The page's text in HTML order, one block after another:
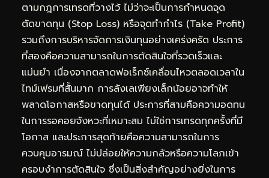
ตามกฎการเทรดที่วางไว้ ไม่ว่าจะเป็นการกำหนดจุด
ตัดขาดทุน (Stop Loss) หรือจุดทำกำไร (Take Profit)
รวมถึงการบริหารจัดการเงินทุนอย่างเคร่งครัด ประการ
ที่สองคือความสามารถในการตัดสินใจที่รวดเร็วและ
แม่นยำ เนื่องจากตลาดฟอเร็กซ์เคลื่อนไหวตลอดเวลาใน
ไทม์เฟรมที่สั้นมาก การลังเลเพียงเล็กน้อยอาจทำให้
พลาดโอกาสหรือขาดทุนได้ ประการที่สามคือความอดทน
ในการรอคอยจังหวะที่เหมาะสม ไม่ใช่การเทรดทุกครั้งที่มี
โอกาส และประการสุดท้ายคือความสามารถในการ
ควบคุมอารมณ์ ไม่ปล่อยให้ความกลัวหรือความโลภเข้า
ครอบงำการตัดสินใจ ซึ่งเป็นสิ่งสำคัญอย่างยิ่งในการ